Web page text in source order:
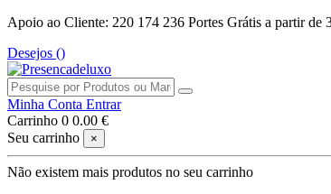
Apoio ao Cliente: 220 174 236 Portes Grátis a partir de
Desejos ()
Minha Conta Entrar
Carrinho 0 0.00 €
Seu carrinho
×
Não existem mais produtos no seu carrinho